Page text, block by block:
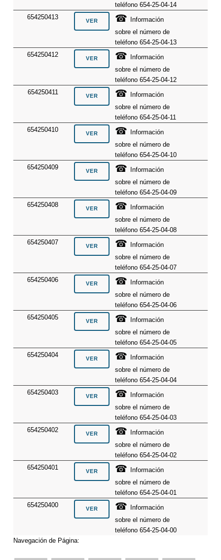
teléfono 654-25-04-14
654250413
☎
Información
sobre el número de
teléfono 654-25-04-13
654250412
☎
Información
sobre el número de
teléfono 654-25-04-12
654250411
☎
Información
sobre el número de
teléfono 654-25-04-11
654250410
☎
Información
sobre el número de
teléfono 654-25-04-10
654250409
☎
Información
sobre el número de
teléfono 654-25-04-09
654250408
☎
Información
sobre el número de
teléfono 654-25-04-08
654250407
☎
Información
sobre el número de
teléfono 654-25-04-07
654250406
☎
Información
sobre el número de
teléfono 654-25-04-06
654250405
☎
Información
sobre el número de
teléfono 654-25-04-05
654250404
☎
Información
sobre el número de
teléfono 654-25-04-04
654250403
☎
Información
sobre el número de
teléfono 654-25-04-03
654250402
☎
Información
sobre el número de
teléfono 654-25-04-02
654250401
☎
Información
sobre el número de
teléfono 654-25-04-01
654250400
☎
Información
sobre el número de
teléfono 654-25-04-00
Navegación de Página: